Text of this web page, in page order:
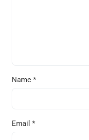
Name *
Email *